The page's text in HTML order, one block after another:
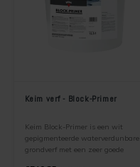
Keim verf - Block-Primer
Keim Block-Primer is een wit
gepigmenteerde waterverdunbare
grondverf met een zeer goede